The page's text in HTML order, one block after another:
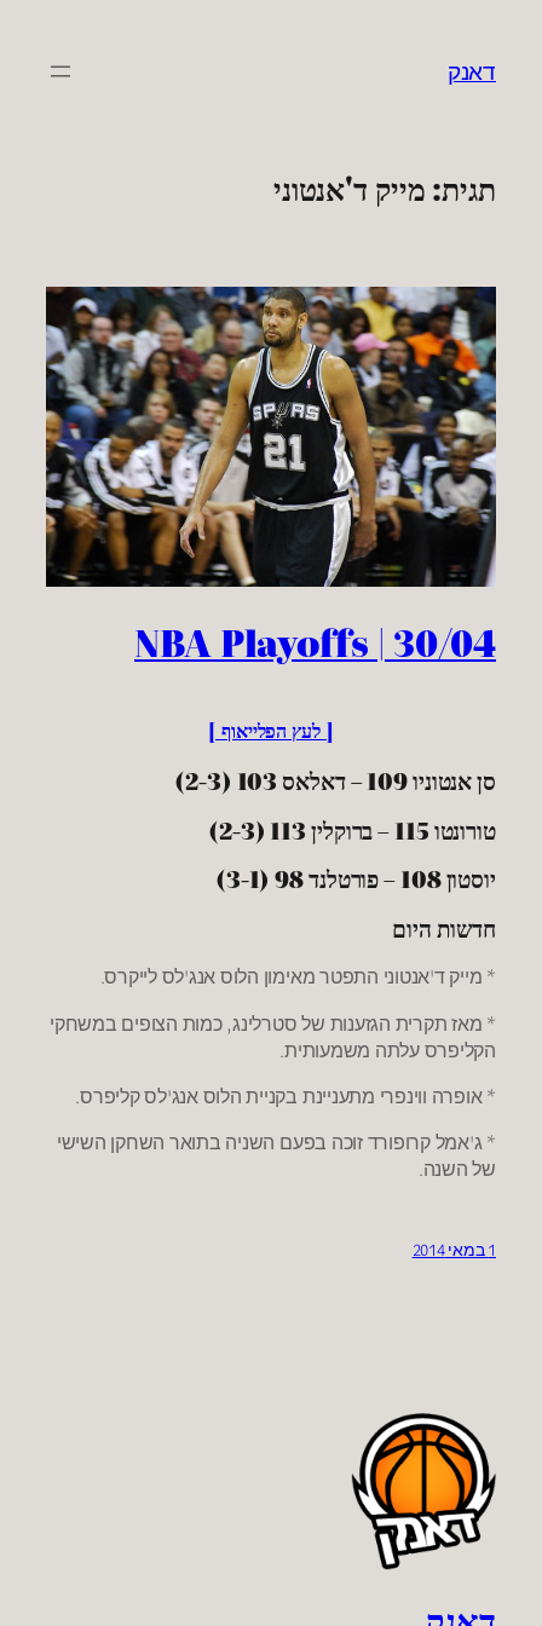
דאנק
תגית:מייק ד'אנטוני
NBA Playoffs | 30/04
[ לעץ הפלייאוף ]
סן אנטוניו 109 – דאלאס 103 (2-3)
טורונטו 115 – ברוקלין 113 (2-3)
יוסטון 108 – פורטלנד 98 (3-1)
חדשות היום
* מייק ד'אנטוני התפטר מאימון הלוס אנג'לס לייקרס.
* מאז תקרית הגזענות של סטרלינג, כמות הצופים במשחקי
הקליפרס עלתה משמעותית.
* אופרה ווינפרי מתעניינת בקניית הלוס אנג'לס קליפרס.
* ג'אמל קרופורד זוכה בפעם השניה בתואר השחקן השישי
של השנה.
1 במאי 2014